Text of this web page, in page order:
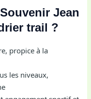
Jean
trail ?
propice à la
les niveaux,